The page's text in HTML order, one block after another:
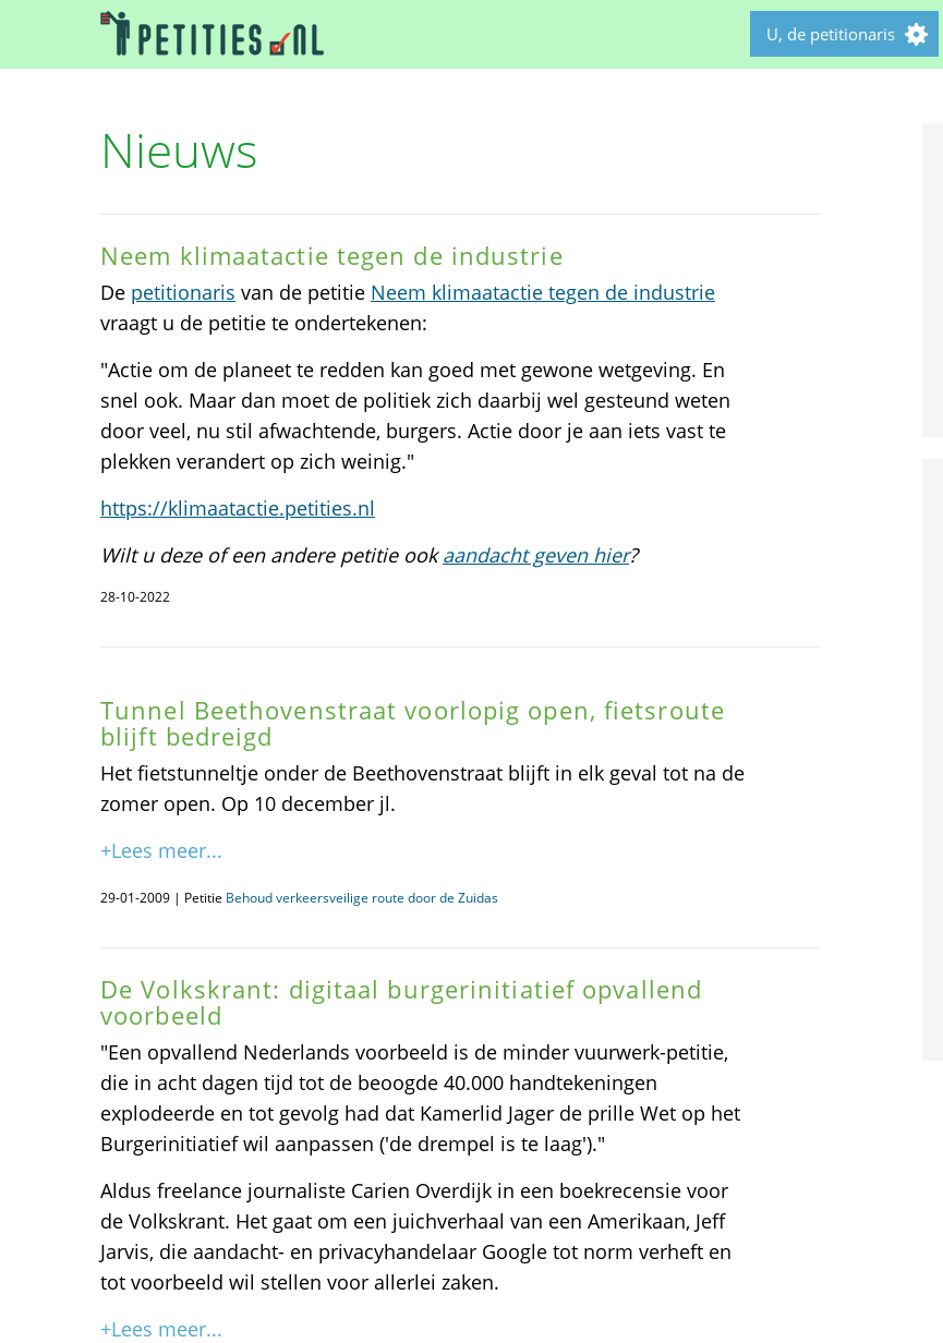
U, de petitionaris
Nieuws
Neem klimaatactie tegen de industrie
De petitionaris van de petitie Neem klimaatactie tegen de industrie
vraagt u de petitie te ondertekenen:
"Actie om de planeet te redden kan goed met gewone wetgeving. En
snel ook. Maar dan moet de politiek zich daarbij wel gesteund weten
door veel, nu stil afwachtende, burgers. Actie door je aan iets vast te
plekken verandert op zich weinig."
https://klimaatactie.petities.nl
Wilt u deze of een andere petitie ookaandacht geven hier?
28-10-2022
Tunnel Beethovenstraat voorlopig open, fietsroute
blijft bedreigd
Het fietstunneltje onder de Beethovenstraat blijft in elk geval tot na de
zomer open. Op 10 december jl.
+Lees meer...
29-01-2009 | Petitie Behoud verkeersveilige route door de Zuidas
De Volkskrant: digitaal burgerinitiatief opvallend
voorbeeld
"Een opvallend Nederlands voorbeeld is de minder vuurwerk-petitie,
die in acht dagen tijd tot de beoogde 40.000 handtekeningen
explodeerde en tot gevolg had dat Kamerlid Jager de prille Wet op het
Burgerinitiatief wil aanpassen ('de drempel is te laag')."
Aldus freelance journaliste Carien Overdijk in een boekrecensie voor
de Volkskrant. Het gaat om een juichverhaal van een Amerikaan, Jeff
Jarvis, die aandacht- en privacyhandelaar Google tot norm verheft en
tot voorbeeld wil stellen voor allerlei zaken.
+Lees meer...